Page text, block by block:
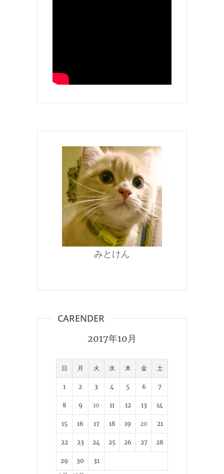
みとけん
CARENDER
2017年10月
日 月 火 水 木 金 土
1 2 3 4 5 6 7
8 9 10 11 12 13 14
15 16 17 18 19 20 21
22 23 24 25 26 27 28
29 30
31